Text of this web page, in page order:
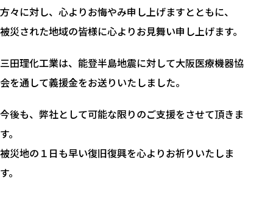
方々に対し、心よりお悔やみ申し上げますとともに、
被災された地域の皆様に心よりお見舞い申し上げます。
三田理化工業は、能登半島地震に対して大阪医療機器協
会を通して義援金をお送りいたしました。
今後も、弊社として可能な限りのご支援をさせて頂きま
す。
被災地の１日も早い復旧復興を心よりお祈りいたしま
す。